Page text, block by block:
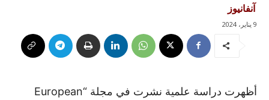
آنفانيوز
9 يناير، 2024
أظهرت دراسة علمية نشرت في مجلة “European